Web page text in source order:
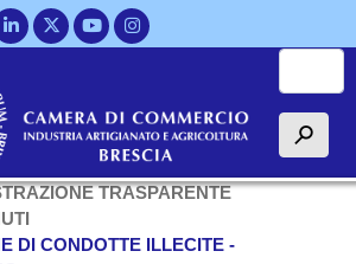
Salta
al
h
TRASPARENTE
DI CONDOTTE ILLECITE -